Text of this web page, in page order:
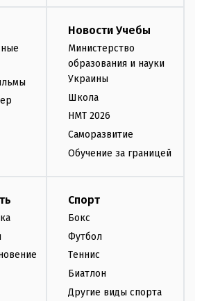
Новости Учебы
Министерство
образования и науки
Украины
Школа
НМТ 2026
Саморазвитие
Обучение за границей
Спорт
Бокс
Футбол
Теннис
Биатлон
Другие виды спорта